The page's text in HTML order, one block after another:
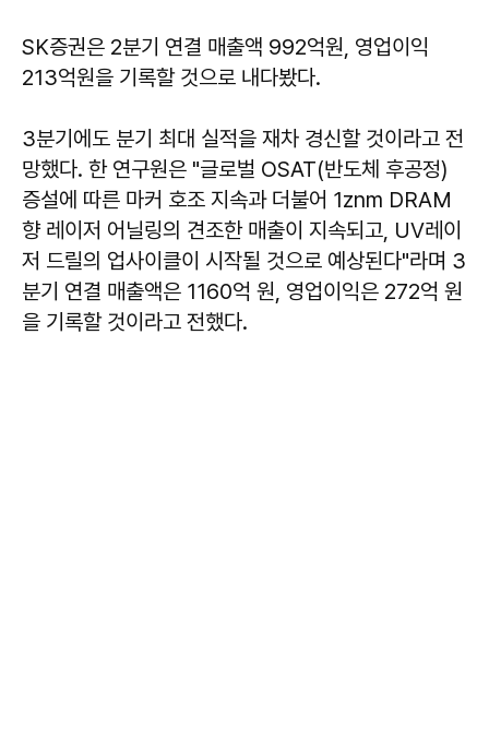
SK증권은 2분기 연결 매출액 992억원, 영업이익
213억원을 기록할 것으로 내다봤다.
3분기에도 분기 최대 실적을 재차 경신할 것이라고 전
망했다. 한 연구원은 "글로벌 OSAT(반도체 후공정)
증설에 따른 마커 호조 지속과 더불어 1znm DRAM
향 레이저 어닐링의 견조한 매출이 지속되고, UV레이
저 드릴의 업사이클이 시작될 것으로 예상된다"라며 3
분기 연결 매출액은 1160억 원, 영업이익은 272억 원
을 기록할 것이라고 전했다.